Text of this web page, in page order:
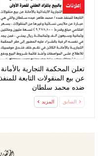
إعلانات
تعلن المحكمة التجارية بالأمانة
عن بيع المنقولات التابعة للمنفذ
ضده محمد سلطان
السابق المزيد